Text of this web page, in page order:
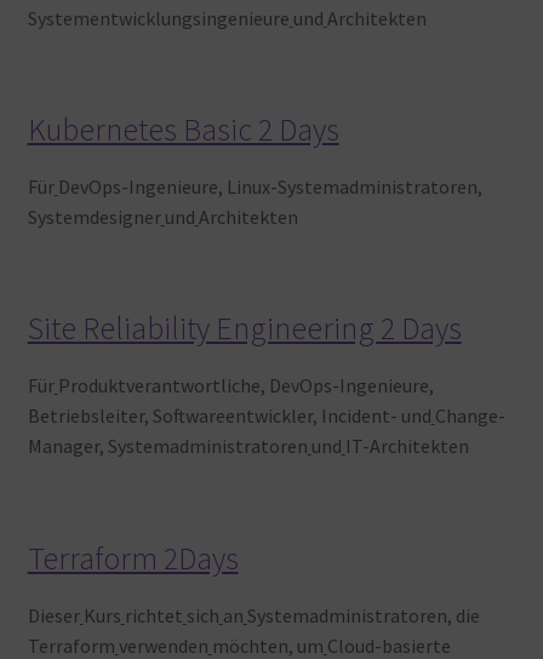
Systementwicklungsingenieure und Architekten
Kubernetes Basic 2 Days
Für DevOps-Ingenieure, Linux-Systemadministratoren,
Systemdesigner und Architekten
Site Reliability Engineering 2 Days
Für Produktverantwortliche, DevOps-Ingenieure,
Betriebsleiter, Softwareentwickler, Incident- und Change-
Manager, Systemadministratoren und IT-Architekten
Terraform 2Days
Dieser Kurs richtet sich an Systemadministratoren, die
Terraform verwenden möchten, um Cloud-basierte